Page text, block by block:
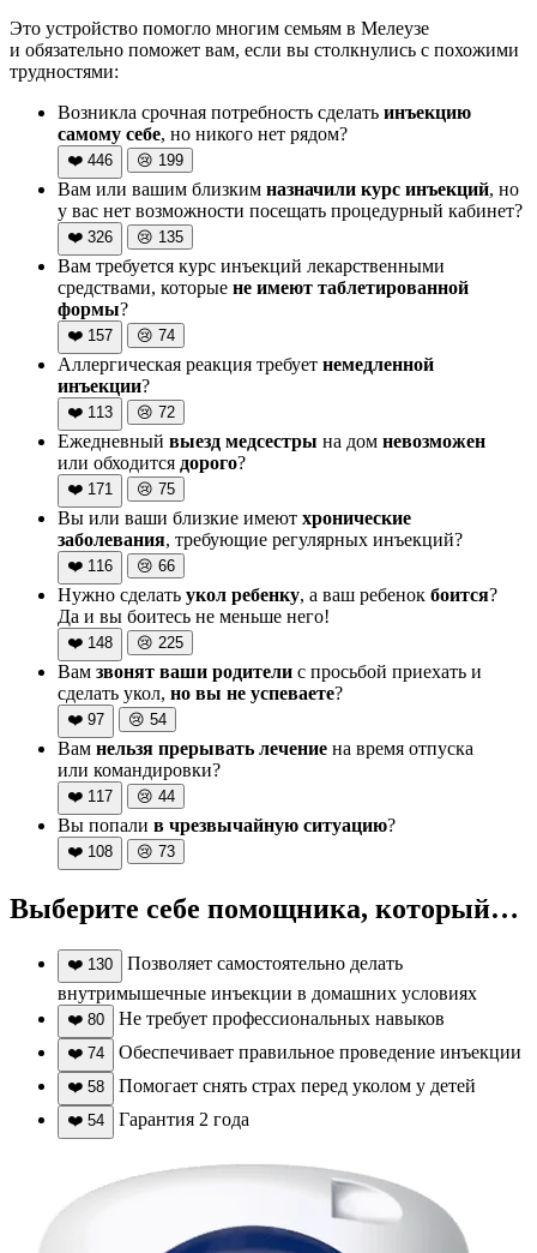
Это устройство помогло многим семьям в Мелеузе
и обязательно поможет вам, если вы столкнулись с похожими
трудностями:
Возникла срочная потребность сделать инъекцию
самому себе, но никого нет рядом?
❤️ 446 😢 199
Вам или вашим близким назначили курс инъекций, но
у вас нет возможности посещать процедурный кабинет?
❤️ 326 😢 135
Вам требуется курс инъекций лекарственными
средствами, которые не имеют таблетированной
формы?
❤️ 157 😢 74
Аллергическая реакция требует немедленной
инъекции?
❤️ 113 😢 72
Ежедневный выезд медсестры на дом невозможен
или обходится дорого?
❤️ 171 😢 75
Вы или ваши близкие имеют хронические
заболевания, требующие регулярных инъекций?
❤️ 116 😢 66
Нужно сделать укол ребенку, а ваш ребенок боится?
Да и вы боитесь не меньше него!
❤️ 148 😢 225
Вам звонят ваши родители с просьбой приехать и
сделать укол, но вы не успеваете?
❤️ 97 😢 54
Вам нельзя прерывать лечение на время отпуска
или командировки?
❤️ 117 😢 44
Вы попали в чрезвычайную ситуацию?
❤️ 108 😢 73
Выберите себе помощника, который…
❤️ 130
Позволяет самостоятельно делать
внутримышечные инъекции в домашних условиях
❤️ 80 Не требует профессиональных навыков
❤️ 74 Обеспечивает правильное проведение инъекции
❤️ 58 Помогает снять страх перед уколом у детей
❤️ 54 Гарантия 2 года